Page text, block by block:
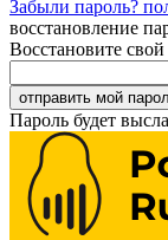
Забыли пароль?
восстановление
Восстановите
Пароль будет